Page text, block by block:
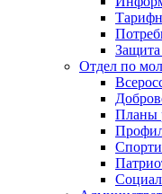
Защита
Отдел по
Планы